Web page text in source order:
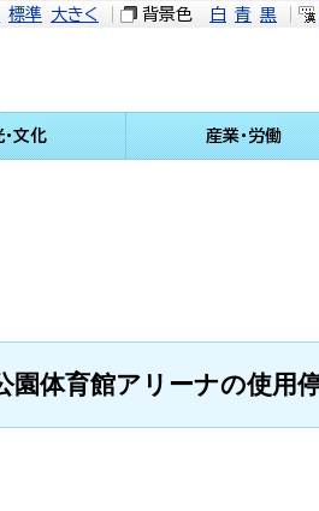
標準 大きく 背景色 白 青 黒
文化 産業・労働
園体育館アリーナの使用